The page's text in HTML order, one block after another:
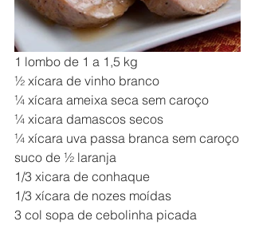
1 lombo de 1 a 1,5 kg
½ xícara de vinho branco
¼ xícara ameixa seca sem caroço
¼ xicara damascos secos
¼ xícara uva passa branca sem caroço
suco de ½ laranja
1/3 xicara de conhaque
1/3 xícara de nozes moídas
3 col sopa de cebolinha picada